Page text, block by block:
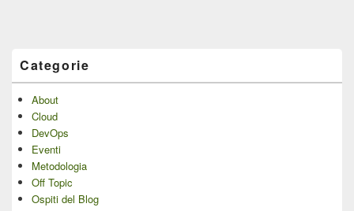
Categorie
About
Cloud
DevOps
Eventi
Metodologia
Off Topic
Ospiti del Blog